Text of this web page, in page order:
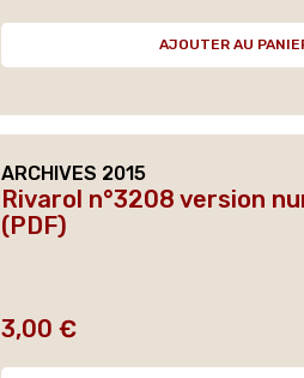
AJOUTER AU
ARCHIVES 2015
Rivarol n°3208 version
(PDF)
Prix
3,00 €